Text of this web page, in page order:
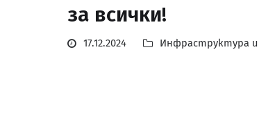
за всички!
17.12.2024 Инфраструктура